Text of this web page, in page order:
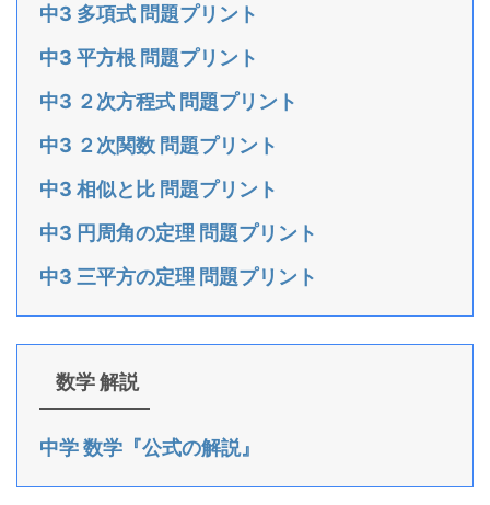
中3 多項式 問題プリント
中3 平方根 問題プリント
中3 ２次方程式 問題プリント
中3 ２次関数 問題プリント
中3 相似と比 問題プリント
中3 円周角の定理 問題プリント
中3 三平方の定理 問題プリント
数学 解説
中学 数学『公式の解説』